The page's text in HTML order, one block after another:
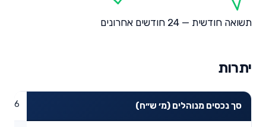
תשואה חודשית — 24 חודשים אחרונים
יתרות
סך נכסים מנוהלים (מ׳ ש״ח)